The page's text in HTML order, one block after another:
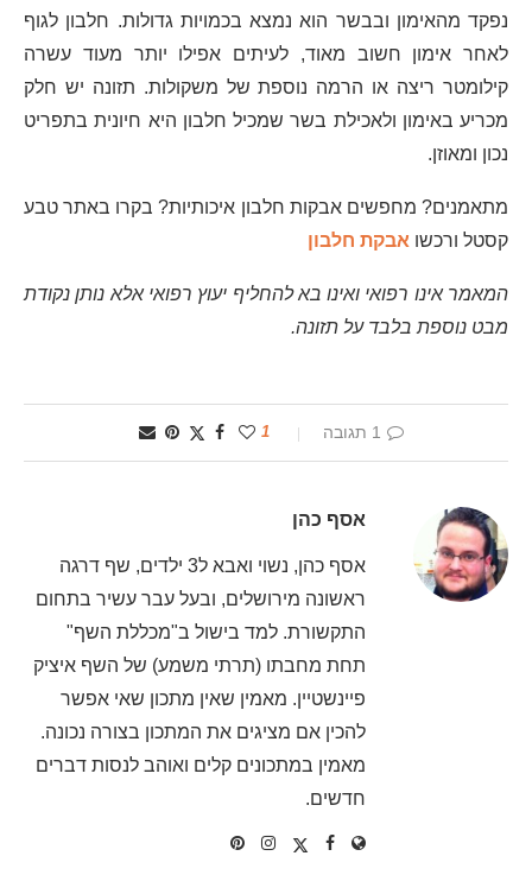
נפקד מהאימון ובבשר הוא נמצא בכמויות גדולות. חלבון לגוף
לאחר אימון חשוב מאוד, לעיתים אפילו יותר מעוד עשרה
קילומטר ריצה או הרמה נוספת של משקולות. תזונה יש חלק
מכריע באימון ולאכילת בשר שמכיל חלבון היא חיונית בתפריט
נכון ומאוזן.
מתאמנים? מחפשים אבקות חלבון איכותיות? בקרו באתר טבע
קסטל ורכשו אבקת חלבון
המאמר אינו רפואי ואינו בא להחליף יעוץ רפואי אלא נותן נקודת
מבט נוספת בלבד על תזונה.
1 תגובה 1
אסף כהן
אסף כהן, נשוי ואבא ל3 ילדים, שף דרגה
ראשונה מירושלים, ובעל עבר עשיר בתחום
התקשורת. למד בישול ב"מכללת השף"
תחת מחבתו (תרתי משמע) של השף איציק
פיינשטיין. מאמין שאין מתכון שאי אפשר
להכין אם מציגים את המתכון בצורה נכונה.
מאמין במתכונים קלים ואוהב לנסות דברים
חדשים.